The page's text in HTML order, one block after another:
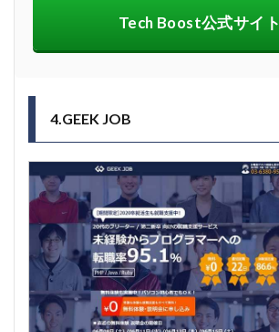
Tech Boost公式サイト
4.GEEK JOB